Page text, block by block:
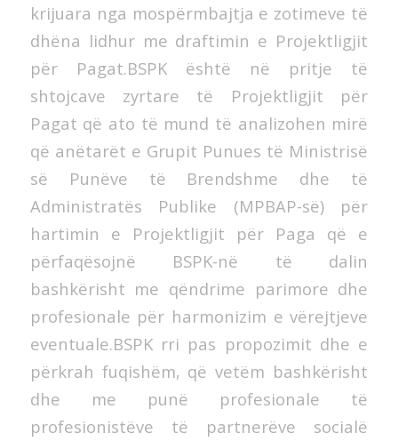
krijuara nga mospërmbajtja e zotimeve të
dhëna lidhur me draftimin e Projektligjit
për Pagat.BSPK është në pritje të
shtojcave zyrtare të Projektligjit për
Pagat që ato të mund të analizohen mirë
që anëtarët e Grupit Punues të Ministrisë
së Punëve të Brendshme dhe të
Administratës Publike (MPBAP-së) për
hartimin e Projektligjit për Paga që e
përfaqësojnë BSPK-në të dalin
bashkërisht me qëndrime parimore dhe
profesionale për harmonizim e vërejtjeve
eventuale.BSPK rri pas propozimit dhe e
përkrah fuqishëm, që vetëm bashkërisht
dhe me punë profesionale të
profesionistëve të partnerëve socialë